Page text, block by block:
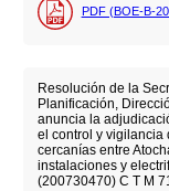
PDF (BOE-B-
Resolución de la
Planificación,
anuncia la
el control y vigilancia
cercanías entre
instalaciones y
(200730470) C T M